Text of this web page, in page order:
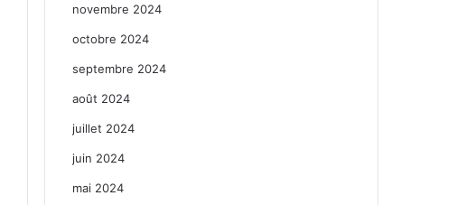
novembre 2024
octobre 2024
septembre 2024
août 2024
juillet 2024
juin 2024
mai 2024